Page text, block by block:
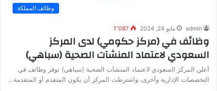
وظائف المملكة
admin مايو 24, 2024 1٬087
وظائف في (مركز حكومي) لدى المركز
السعودي لاعتماد المنشآت الصحية (سباهي)
أعلن المركز السعودي لاعتماد المنشآت الصحية (سباهي) توفر وظائف في
التخصصات الإدارية وأخرى، واشترطت المركز أن يكون المتقدم أو المتقدمة…